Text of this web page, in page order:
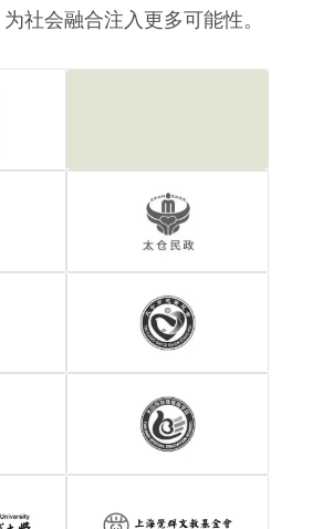
社会融合注入更多可能性。